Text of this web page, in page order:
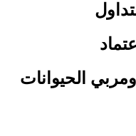
الحيوانات